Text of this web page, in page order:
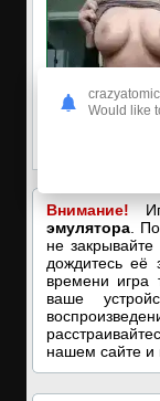
✅ЗАХОДИ,
Внимание!
эмулятора .
не
дождитесь её
времени игра
ваше
нашем сайте и
Would like